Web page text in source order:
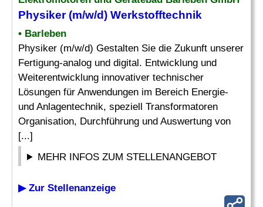
Physiker (m/w/d) Werkstofftechnik
• Barleben
Physiker (m/w/d) Gestalten Sie die Zukunft unserer
Fertigung-analog und digital. Entwicklung und
Weiterentwicklung innovativer technischer
Lösungen für Anwendungen im Bereich Energie-
und Anlagentechnik, speziell Transformatoren
Organisation, Durchführung und Auswertung von
[...]
MEHR INFOS ZUM STELLENANGEBOT
▶ Zur Stellenanzeige